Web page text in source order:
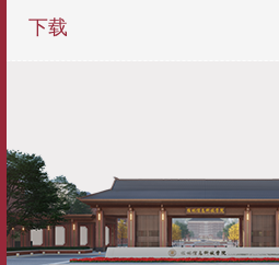
下载